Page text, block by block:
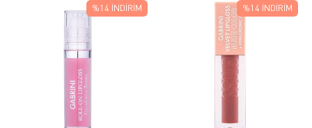
%14 İNDIRIM %14 İNDIRIM